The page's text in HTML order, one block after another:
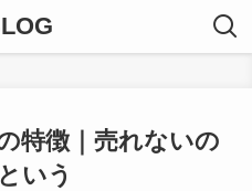
特徴｜売れないの
いう